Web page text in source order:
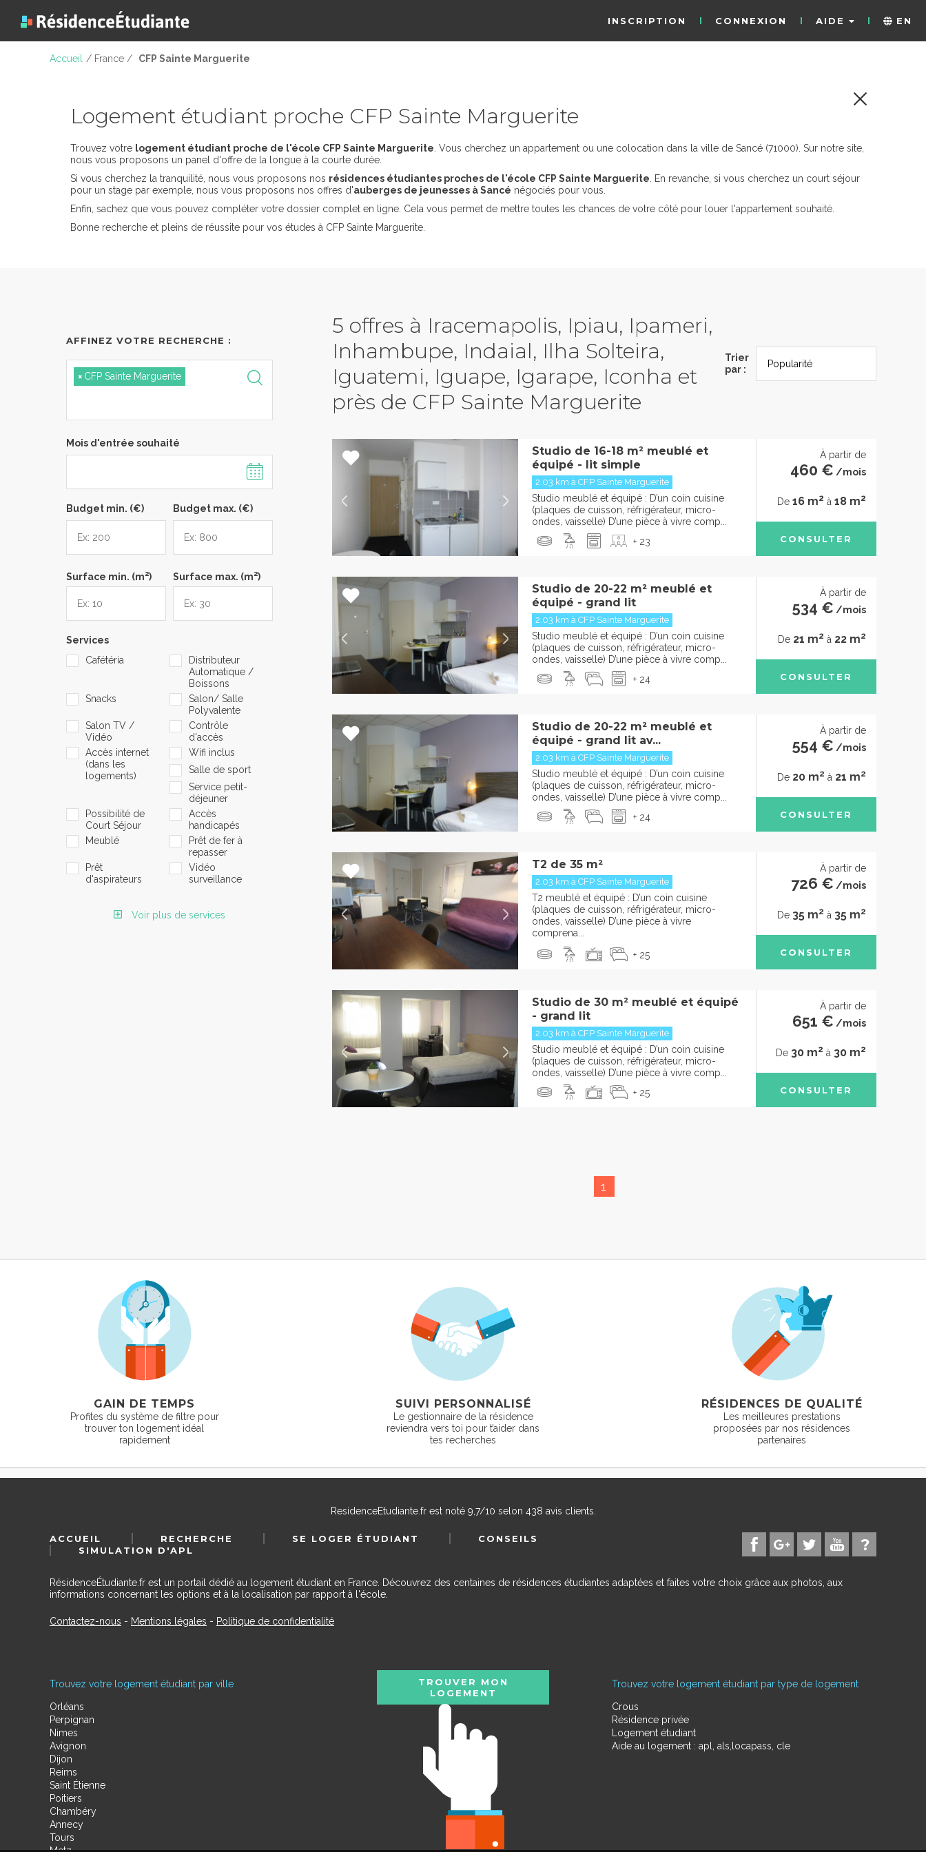
INSCRIPTION CONNEXION AIDE EN
Accueil / France / CFP Sainte Marguerite
Logement étudiant proche CFP Sainte Marguerite
Trouvez votre logement étudiant proche de l'école CFP Sainte Marguerite . Vous cherchez un appartement ou une colocation dans la ville de Sancé (71000). Sur notre site,
nous vous proposons un panel d'offre de la longue à la courte durée.
Si vous cherchez la tranquilité, nous vous proposons nos résidences étudiantes proches de l'école CFP Sainte Marguerite . En revanche, si vous cherchez un court séjour
pour un stage par exemple, nous vous proposons nos offres d'auberges de jeunesses à Sancé négociés pour vous.
Enfin, sachez que vous pouvez compléter votre dossier complet en ligne. Cela vous permet de mettre toutes les chances de votre côté pour louer l'appartement souhaité.
Bonne recherche et pleins de réussite pour vos études à CFP Sainte Marguerite.
5 offres à Iracemapolis, Ipiau, Ipameri,
Inhambupe, Indaial, Ilha Solteira,
Iguatemi, Iguape, Igarape, Iconha et
près de CFP Sainte Marguerite
Trier
par :
Studio de 16-18 m² meublé et
équipé - lit simple
2.03 km à CFP Sainte Marguerite
Studio meublé et équipé : D’un coin cuisine
(plaques de cuisson, réfrigérateur, micro-
ondes, vaisselle) D’une pièce à vivre comp...
+ 23
À partir de
460 € /mois
De 16 m2 à 18 m2
CONSULTER
Studio de 20-22 m² meublé et
équipé - grand lit
2.03 km à CFP Sainte Marguerite
Studio meublé et équipé : D’un coin cuisine
(plaques de cuisson, réfrigérateur, micro-
ondes, vaisselle) D’une pièce à vivre comp...
+ 24
À partir de
534 € /mois
De 21 m2 à 22 m2
CONSULTER
Studio de 20-22 m² meublé et
équipé - grand lit av...
2.03 km à CFP Sainte Marguerite
Studio meublé et équipé : D’un coin cuisine
(plaques de cuisson, réfrigérateur, micro-
ondes, vaisselle) D’une pièce à vivre comp...
+ 24
À partir de
554 € /mois
De 20 m2 à 21 m2
CONSULTER
T2 de 35 m²
2.03 km à CFP Sainte Marguerite
T2 meublé et équipé : D’un coin cuisine
(plaques de cuisson, réfrigérateur, micro-
ondes, vaisselle) D’une pièce à vivre
comprena...
+ 25
À partir de
726 € /mois
De 35 m2 à 35 m2
CONSULTER
Studio de 30 m² meublé et équipé
- grand lit
2.03 km à CFP Sainte Marguerite
Studio meublé et équipé : D’un coin cuisine
(plaques de cuisson, réfrigérateur, micro-
ondes, vaisselle) D’une pièce à vivre comp...
+ 25
À partir de
651 € /mois
De 30 m2 à 30 m2
CONSULTER
1
AFFINEZ VOTRE RECHERCHE :
× CFP Sainte Marguerite
Mois d'entrée souhaité
Budget min. (€) Budget max. (€)
Surface min. (m2) Surface max. (m2)
Services
Cafétéria
Distributeur
Automatique /
Boissons
Snacks
Salon/ Salle
Polyvalente
Salon TV /
Vidéo
Contrôle
d'accès
Accès internet
(dans les
logements)
Wifi inclus
Salle de sport
Service petit-
déjeuner
Possibilité de
Court Séjour
Accès
handicapés
Meublé
Prêt de fer à
repasser
Prêt
d'aspirateurs
Vidéo
surveillance
Voir plus de services
GAIN DE TEMPS
Profites du système de filtre pour
trouver ton logement idéal
rapidement
SUIVI PERSONNALISÉ
Le gestionnaire de la résidence
reviendra vers toi pour t’aider dans
tes recherches
RÉSIDENCES DE QUALITÉ
Les meilleures prestations
proposées par nos résidences
partenaires
ResidenceEtudiante.frest noté 9,7/10 selon 438 avis clients.
ACCUEIL RECHERCHE SE LOGER ÉTUDIANT
CONSEILS
SIMULATION D'APL
RésidenceÉtudiante.fr est un portail dédié au logement étudiant en France. Découvrez des centaines de résidences étudiantes adaptées et faites votre choix grâce aux photos, aux
informations concernant les options et à la localisation par rapport à l'école.
Contactez-nous - Mentions légales - Politique de confidentialité
Trouvez votre logement étudiant par ville
Orléans
Perpignan
Nimes
Avignon
Dijon
Reims
Saint Étienne
Poitiers
Chambéry
Annecy
Tours
Trouvez votre logement étudiant par type de logement
Crous
Résidence privée
Logement étudiant
Aide au logement : apl, als,locapass, cle
TROUVER MON
LOGEMENT